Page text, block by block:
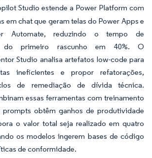
Studio estende a Power Platform com
em chat que geram telas do Power Apps e
Automate, reduzindo o tempo de
do primeiro rascunho em 40%. O
Studio analisa artefatos low-code para
ineficientes e propor refatorações,
de remediação de dívida técnica.
essas ferramentas com treinamento
prompts obtêm ganhos de produtividade
o valor total seja realizado em quatro
os modelos ingerem bases de código
de conformidade.